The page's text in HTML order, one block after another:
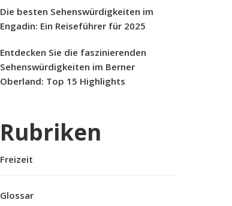
Die besten Sehenswürdigkeiten im
Engadin: Ein Reiseführer für 2025
Entdecken Sie die faszinierenden
Sehenswürdigkeiten im Berner
Oberland: Top 15 Highlights
Rubriken
Freizeit
Glossar